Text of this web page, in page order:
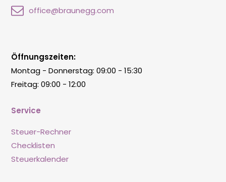
office@braunegg.com
Service
Steuer-Rechner
Checklisten
Steuerkalender
Öffnungszeiten:
Montag - Donnerstag: 09:00 - 15:30
Freitag: 09:00 - 12:00